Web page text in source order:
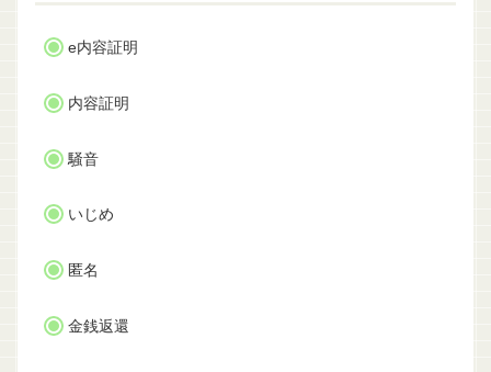
e内容証明
内容証明
騒音
いじめ
匿名
金銭返還